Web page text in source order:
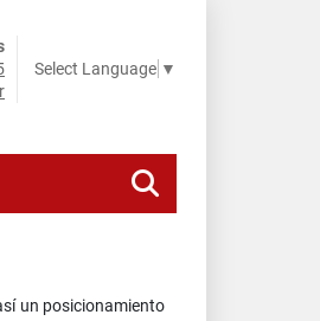
Select Language ▼
un posicionamiento